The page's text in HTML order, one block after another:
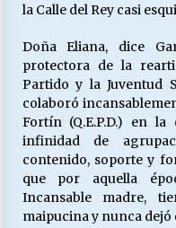
Nuestras
18/04/
Chile y
06/04/
la Calle del Rey casi
Doña Eliana, dice
protectora de la
Partido y la Juventud
colaboró
Fortín (Q.E.P.D.) en
infinidad de
contenido, soporte y
que por aquella
Incansable madre,
maipucina y nunca dejó